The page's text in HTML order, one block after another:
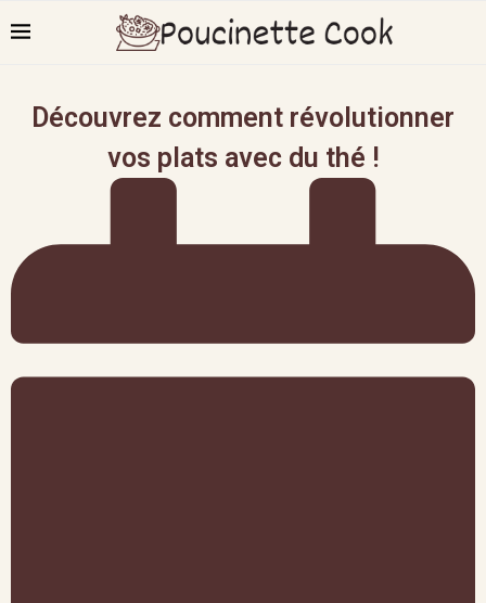
Découvrez comment révolutionner
vos plats avec du thé !